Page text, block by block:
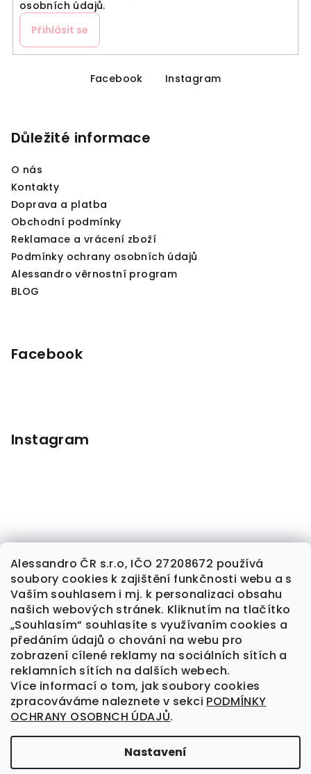
Alessandro ČR s.r.o, IČO 27208672 používá
soubory cookies k zajištění funkčnosti webu a s
Vaším souhlasem i mj. k personalizaci obsahu
našich webových stránek. Kliknutím na tlačítko
„Souhlasím“ souhlasíte s využívaním cookies a
předáním údajů o chování na webu pro
zobrazení cílené reklamy na sociálních sítích a
reklamních sítích na dalších webech.
Více informací o tom, jak soubory cookies
zpracováváme naleznete v sekci PODMÍNKY
OCHRANY OSOBNCH ÚDAJŮ.
Nastavení
osobních údajů.
Přihlásit se
Facebook Instagram
Důležité informace
O nás
Kontakty
Doprava a platba
Obchodní podmínky
Reklamace a vrácení zboží
Podmínky ochrany osobních údajů
Alessandro věrnostní program
BLOG
Facebook
Instagram
Sledovat na Instagramu
Kontakt
alessandrocr@seznam.cz
777 709 461